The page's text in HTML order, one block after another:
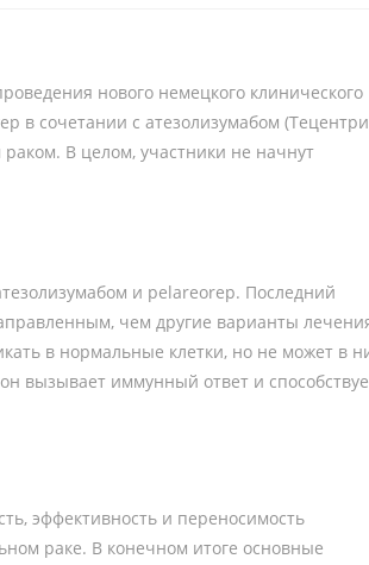
нового немецкого клинического
в сочетании с атезолизумабом
В целом, участники не начнут
и pelareorep. Последний
чем другие варианты
в нормальные клетки, но не может в
вызывает иммунный ответ и
эффективность и переносимость
раке. В конечном итоге основные